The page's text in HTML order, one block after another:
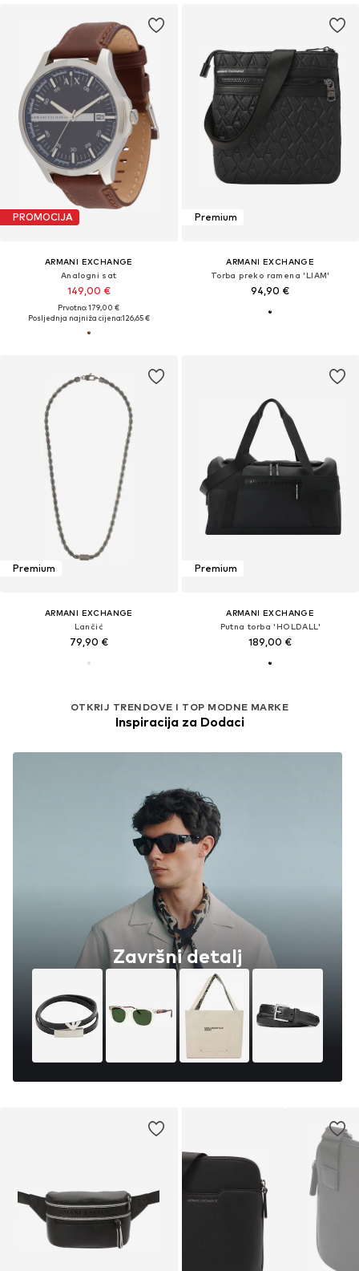
PROMOCIJA
ARMANI EXCHANGE
Analogni sat
149,00 €
Prvotno: 179,00 €
Posljednja najniža cijena:126,65 €
Premium
ARMANI EXCHANGE
Torba preko ramena 'LIAM'
94,90 €
Premium
ARMANI EXCHANGE
Lančić
79,90 €
Premium
ARMANI EXCHANGE
Putna torba 'HOLDALL'
189,00 €
OTKRIJ TRENDOVE I TOP MODNE MARKE
Inspiracija za Dodaci
Završni detalj